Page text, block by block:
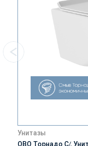
Унитазы
ОВО Торнадо С/,